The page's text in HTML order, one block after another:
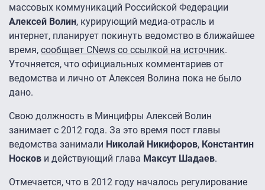
массовых коммуникаций Российской Федерации
Алексей Волин, курирующий медиа-отрасль и
интернет, планирует покинуть ведомство в ближайшее
время, сообщает CNews со ссылкой на источник.
Уточняется, что официальных комментариев от
ведомства и лично от Алексея Волина пока не было
дано.
Свою должность в Минцифры Алексей Волин
занимает с 2012 года. За это время пост главы
ведомства занимали Николай Никифоров, Константин
Носков и действующий глава Максут Шадаев.
Отмечается, что в 2012 году началось регулирование